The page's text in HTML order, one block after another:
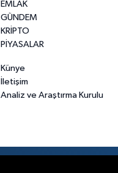
EMLAK
GÜNDEM
KRİPTO
PİYASALAR
Künye
İletişim
Analiz ve Araştırma Kurulu